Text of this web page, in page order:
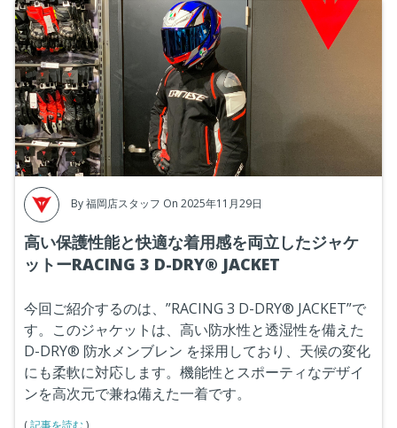
By福岡店スタッフ On 2025年11月29日
高い保護性能と快適な着用感を両立したジャケ
ットーRACING 3 D-DRY® JACKET
今回ご紹介するのは、”RACING 3 D-DRY® JACKET”で
す。このジャケットは、高い防水性と透湿性を備えた
D-DRY® 防水メンブレン を採用しており、天候の変化
にも柔軟に対応します。機能性とスポーティなデザイ
ンを高次元で兼ね備えた一着です。
(記事を読む)